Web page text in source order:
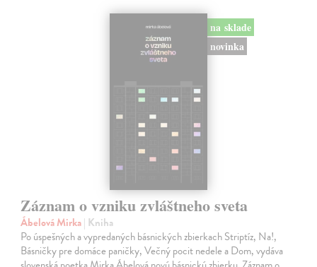
na sklade
novinka
Záznam o vzniku zvláštneho sveta
Ábelová Mirka| Kniha
Po úspešných a vypredaných básnických zbierkach Striptíz, Na!,
Básničky pre domáce paničky, Večný pocit nedele a Dom, vydáva